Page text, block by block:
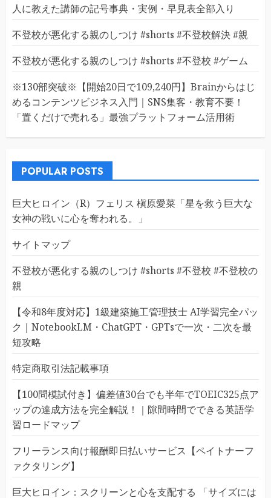
人に教えた講師の記号事典・実例・早見表全部入り
不登校が悪化する親のしつけ #shorts #不登校解決 #親
不登校が悪化する親のしつけ #shorts #不登校 #ゲーム
※130部突破※【開始20日で109,240円】Brainからはじ
めるコンテンツビジネス入門｜SNS集客・教育不要！
「置くだけで売れる」最強プラットフォーム活用術
POPULAR POSTS
巨大ヒロイン（R）フェリス 槇原愛菜「星を救う巨大な
女神の戦いに心を奪われる。」
サイトマップ
不登校が悪化する親のしつけ #shorts #不登校 #不登校の
親
【令和8年度対応】1級建築施工管理技士 AI学習完全パッ
ク｜NotebookLM・ChatGPT・GPTsで一次・二次を最
短攻略
特定商取引法記載事項
【100問模試付き】偏差値30台でも半年でTOEIC325点ア
ップの達成方法を完全解説！｜隙間時間でできる英語学
習ロードマップ
フリーランス向け報酬即日払いサービス【ペイトナーフ
ァクタリング】
巨大ヒロイン：スクリーンと心を支配する 「サイズには